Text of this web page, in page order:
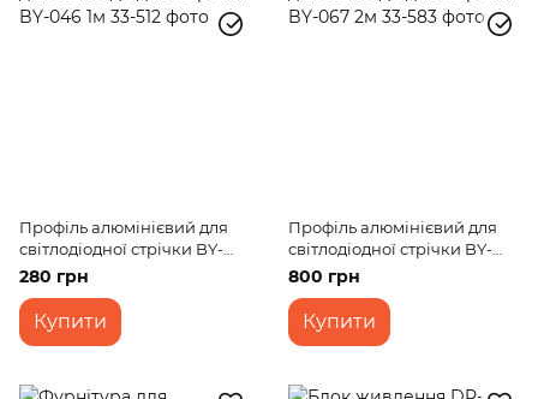
Профіль алюмінієвий для
світлодіодної стрічки BY-
046 1м
280 грн
Купити
Профіль алюмінієвий для
світлодіодної стрічки BY-
067 2м
800 грн
Купити